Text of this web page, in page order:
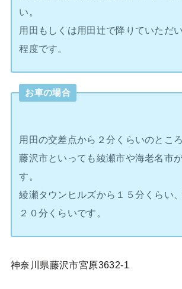
い。
用田もしくは用田辻で降りていただ
程度です。
お車の場合
用田の交差点から２分くらいのとこ
藤沢市といっても綾瀬市や海老名市
す。
綾瀬タウンヒルズから１５分くらい
２０分くらいです。
神奈川県藤沢市宮原3632-1